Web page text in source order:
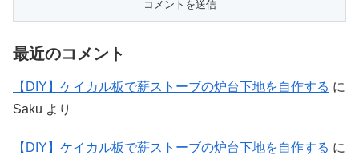
最近のコメント
【DIY】ケイカル板で薪ストーブの炉台下地を自作する に
Saku より
【DIY】ケイカル板で薪ストーブの炉台下地を自作する に